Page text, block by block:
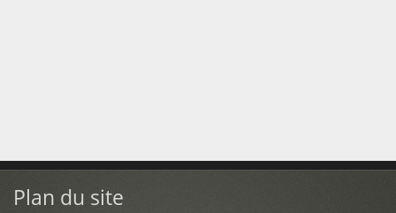
Plan du site